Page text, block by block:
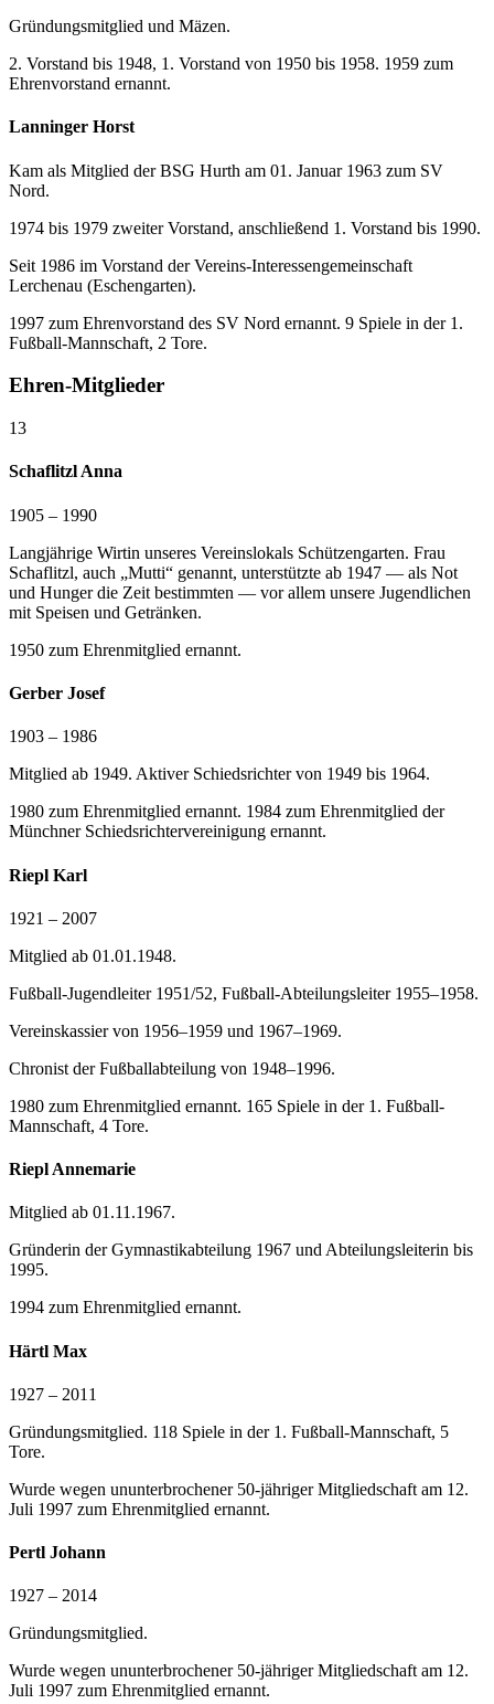
Gründungsmitglied und Mäzen.
2. Vorstand bis 1948, 1. Vorstand von 1950 bis 1958. 1959 zum
Ehrenvorstand ernannt.
Lanninger Horst
Kam als Mitglied der BSG Hurth am 01. Januar 1963 zum SV
Nord.
1974 bis 1979 zweiter Vorstand, anschließend 1. Vorstand bis 1990.
Seit 1986 im Vorstand der Vereins-Interessengemeinschaft
Lerchenau (Eschengarten).
1997 zum Ehrenvorstand des SV Nord ernannt. 9 Spiele in der 1.
Fußball-Mannschaft, 2 Tore.
Ehren-Mitglieder
13
Schaflitzl Anna
1905 – 1990
Langjährige Wirtin unseres Vereinslokals Schützengarten. Frau
Schaflitzl, auch „Mutti“ genannt, unterstützte ab 1947 — als Not
und Hunger die Zeit bestimmten — vor allem unsere Jugendlichen
mit Speisen und Getränken.
1950 zum Ehrenmitglied ernannt.
Gerber Josef
1903 – 1986
Mitglied ab 1949. Aktiver Schiedsrichter von 1949 bis 1964.
1980 zum Ehrenmitglied ernannt. 1984 zum Ehrenmitglied der
Münchner Schiedsrichtervereinigung ernannt.
Riepl Karl
1921 – 2007
Mitglied ab 01.01.1948.
Fußball-Jugendleiter 1951/52, Fußball-Abteilungsleiter 1955–1958.
Vereinskassier von 1956–1959 und 1967–1969.
Chronist der Fußballabteilung von 1948–1996.
1980 zum Ehrenmitglied ernannt. 165 Spiele in der 1. Fußball-
Mannschaft, 4 Tore.
Riepl Annemarie
Mitglied ab 01.11.1967.
Gründerin der Gymnastikabteilung 1967 und Abteilungsleiterin bis
1995.
1994 zum Ehrenmitglied ernannt.
Härtl Max
1927 – 2011
Gründungsmitglied. 118 Spiele in der 1. Fußball-Mannschaft, 5
Tore.
Wurde wegen ununterbrochener 50-jähriger Mitgliedschaft am 12.
Juli 1997 zum Ehrenmitglied ernannt.
Pertl Johann
1927 – 2014
Gründungsmitglied.
Wurde wegen ununterbrochener 50-jähriger Mitgliedschaft am 12.
Juli 1997 zum Ehrenmitglied ernannt.